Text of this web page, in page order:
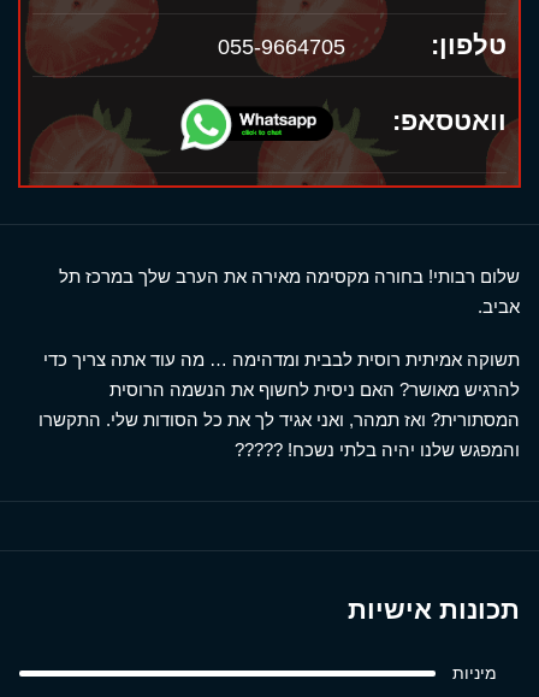
טלפון: 055-9664705
וואטסאפ:
שלום רבותי! בחורה מקסימה מאירה את הערב שלך במרכז תל
אביב.
תשוקה אמיתית רוסית לבבית ומדהימה … מה עוד אתה צריך כדי
להרגיש מאושר? האם ניסית לחשוף את הנשמה הרוסית
המסתורית? ואז תמהר, ואני אגיד לך את כל הסודות שלי. התקשרו
והמפגש שלנו יהיה בלתי נשכח! ?????
תכונות אישיות
מיניות